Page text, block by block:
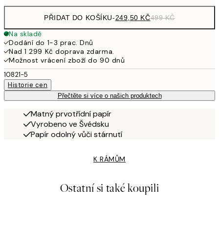
PŘIDAT DO KOŠÍKU-249,50 KČ499 KČ
Na skladě
Dodání do 1-3 prac. Dnů
Nad 1 299 Kč doprava zdarma.
Možnost vrácení zboží do 90 dnů
10821-5
Historie cen
Přečtěte si více o našich produktech
Matný prvotřídní papír
Vyrobeno ve Švédsku
Papír odolný vůči stárnutí
K RÁMŮM
Ostatní si také koupili